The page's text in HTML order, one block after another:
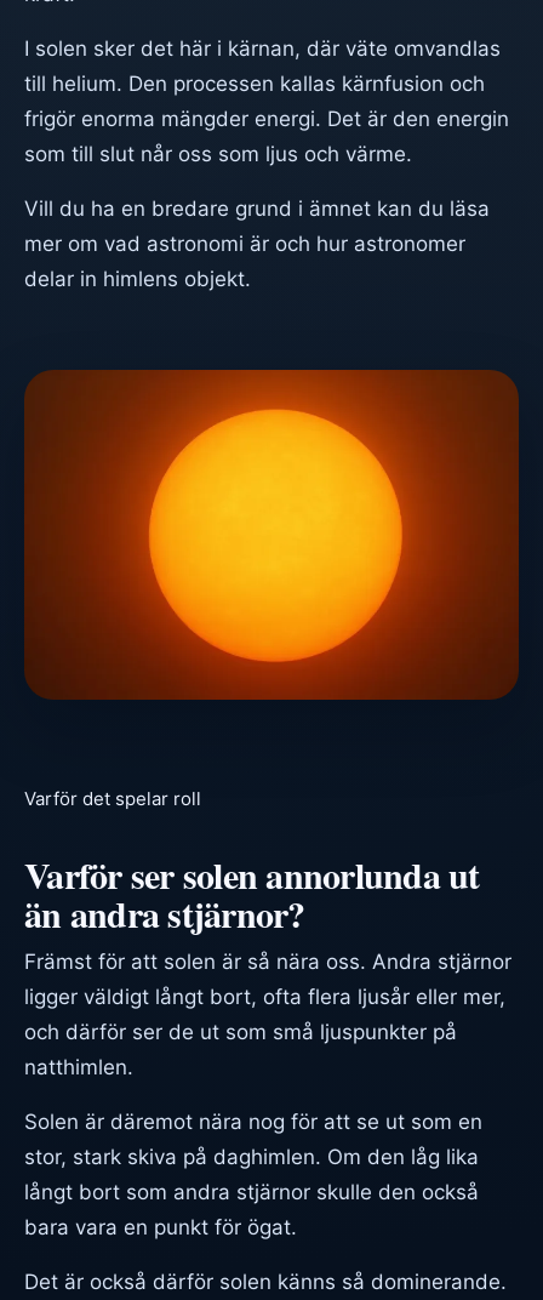
I solen sker det här i kärnan, där väte omvandlas
till helium. Den processen kallas kärnfusion och
frigör enorma mängder energi. Det är den energin
som till slut når oss som ljus och värme.
Vill du ha en bredare grund i ämnet kan du läsa
mer om vad astronomi är och hur astronomer
delar in himlens objekt.
Varför det spelar roll
Varför ser solen annorlunda ut
än andra stjärnor?
Främst för att solen är så nära oss. Andra stjärnor
ligger väldigt långt bort, ofta flera ljusår eller mer,
och därför ser de ut som små ljuspunkter på
natthimlen.
Solen är däremot nära nog för att se ut som en
stor, stark skiva på daghimlen. Om den låg lika
långt bort som andra stjärnor skulle den också
bara vara en punkt för ögat.
Det är också därför solen känns så dominerande.